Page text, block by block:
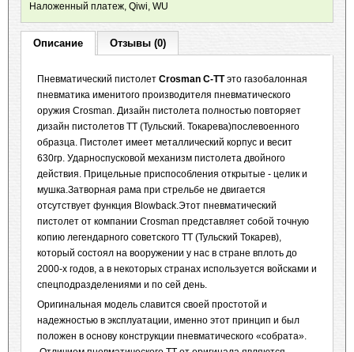
Наложенный платеж, Qiwi, WU
Описание Отзывы (0)
Пневматический пистолет Crosman C-TTэто газобалонная
пневматика именитого производителя пневматического
оружия Crosman. Дизайн пистолета полностью повторяет
дизайн пистолетов ТТ (Тульский. Токарева)послевоенного
образца. Пистолет имеет металлический корпус и весит
630гр. Ударноспусковой механизм пистолета двойного
действия. Прицельные приспособления открытые - целик и
мушка.Затворная рама при стрельбе не двигается
отсутствует функция Blowback.Этот пневматический
пистолет от компании Crosman представляет собой точную
копию легендарного советского ТТ (Тульский Токарев),
который состоял на вооружении у нас в стране вплоть до
2000-х годов, а в некоторых странах используется войсками и
спецподразделениями и по сей день.
Оригинальная модель славится своей простотой и
надежностью в эксплуатации, именно этот принцип и был
положен в основу конструкции пневматического «собрата».